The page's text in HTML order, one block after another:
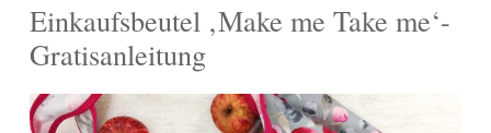
Einkaufsbeutel ‚Make me Take me‘-
Gratisanleitung